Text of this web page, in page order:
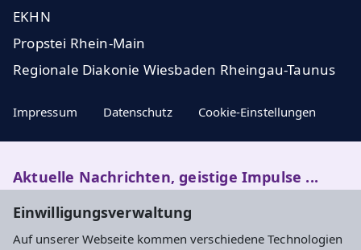
Einwilligungsverwaltung
Auf unserer Webseite kommen verschiedene Technologien
EKHN
Propstei Rhein-Main
Regionale Diakonie Wiesbaden Rheingau-Taunus
Impressum Datenschutz Cookie-Einstellungen
Aktuelle Nachrichten, geistige Impulse ...
Newsletter entdecken